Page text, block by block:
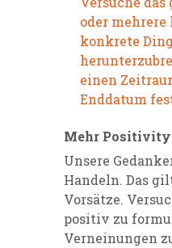
oder
konkrete
einen
Enddatum
Mehr Positivity
Unsere
Handeln. Das
Vorsätze.
positiv zu
Verneinungen